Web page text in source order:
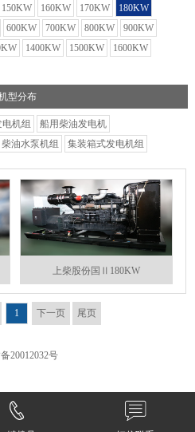
150KW 160KW 170KW
180KW
600KW 700KW 800KW
900KW
1400KW 1500KW
1600KW
型分布
机组
船用柴油发电机
柴油水泵机组 集装箱式发电机组
上柴股份国Ⅱ180KW
1 下一页 尾页
20012032号